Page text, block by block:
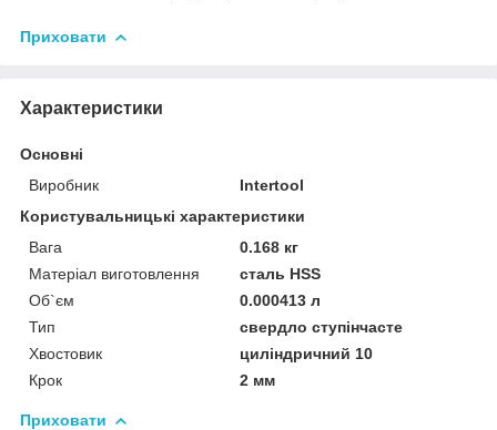
Приховати
Характеристики
Основні
Виробник
Intertool
Користувальницькі характеристики
Вага
0.168 кг
Матеріал виготовлення
сталь HSS
Об`єм
0.000413 л
Тип
свердло ступінчасте
Хвостовик
циліндричний 10
Крок
2 мм
Приховати